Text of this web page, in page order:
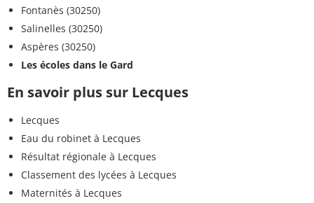
Fontanès (30250)
Salinelles (30250)
Aspères (30250)
Les écoles dans le Gard
En savoir plus sur Lecques
Lecques
Eau du robinet à Lecques
Résultat régionale à Lecques
Classement des lycées à Lecques
Maternités à Lecques